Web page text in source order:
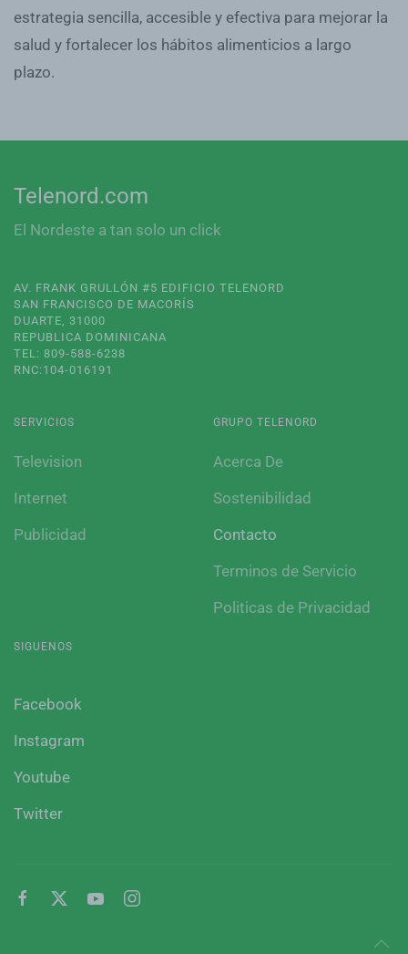
estrategia sencilla, accesible y efectiva para mejorar la
salud y fortalecer los hábitos alimenticios a largo
plazo.
Telenord.com
El Nordeste a tan solo un click
AV. FRANK GRULLÓN #5 EDIFICIO TELENORD
SAN FRANCISCO DE MACORÍS
DUARTE, 31000
REPUBLICA DOMINICANA
TEL: 809-588-6238
RNC:104-016191
SERVICIOS
Television
Internet
Publicidad
GRUPO TELENORD
Acerca De
Sostenibilidad
Contacto
Terminos de Servicio
Politicas de Privacidad
SIGUENOS
Facebook
Instagram
Youtube
Twitter